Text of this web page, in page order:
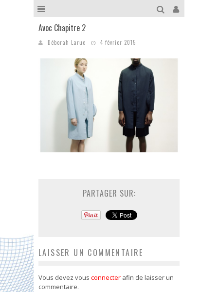
Avoc Chapitre 2
Déborah Larue 4 février 2015
PARTAGER SUR:
LAISSER UN COMMENTAIRE
Vous devez vous connecter afin de laisser un
commentaire.